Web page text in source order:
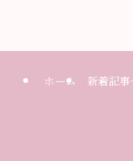
ホーム 新着記